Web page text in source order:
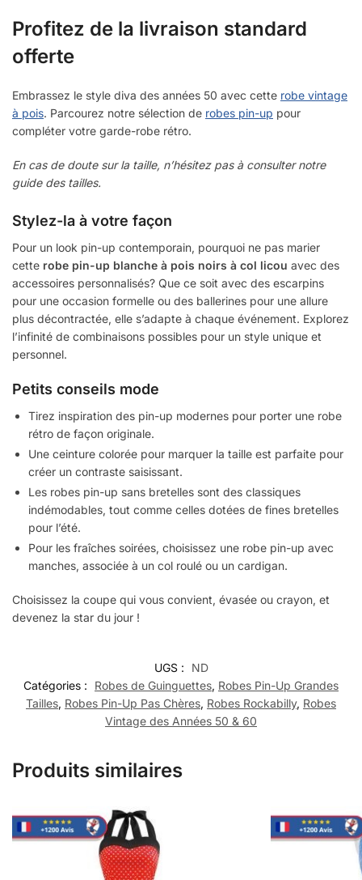
Profitez de la livraison standard
offerte
Embrassez le style diva des années 50 avec cette robe vintage
à pois. Parcourez notre sélection de robes pin-up pour
compléter votre garde-robe rétro.
En cas de doute sur la taille, n’hésitez pas à consulter notre
guide des tailles.
Stylez-la à votre façon
Pour un look pin-up contemporain, pourquoi ne pas marier
cette robe pin-up blanche à pois noirs à col licou avec des
accessoires personnalisés? Que ce soit avec des escarpins
pour une occasion formelle ou des ballerines pour une allure
plus décontractée, elle s’adapte à chaque événement. Explorez
l’infinité de combinaisons possibles pour un style unique et
personnel.
Petits conseils mode
Tirez inspiration des pin-up modernes pour porter une robe
rétro de façon originale.
Une ceinture colorée pour marquer la taille est parfaite pour
créer un contraste saisissant.
Les robes pin-up sans bretelles sont des classiques
indémodables, tout comme celles dotées de fines bretelles
pour l’été.
Pour les fraîches soirées, choisissez une robe pin-up avec
manches, associée à un col roulé ou un cardigan.
Choisissez la coupe qui vous convient, évasée ou crayon, et
devenez la star du jour !
UGS :
ND
Catégories :
Robes de Guinguettes, Robes Pin-Up Grandes
Tailles, Robes Pin-Up Pas Chères, Robes Rockabilly, Robes
Vintage des Années 50 & 60
Produits similaires